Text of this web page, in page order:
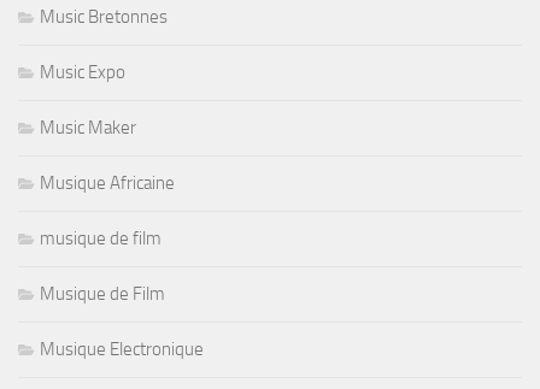
Music Bretonnes
Music Expo
Music Maker
Musique Africaine
musique de film
Musique de Film
Musique Electronique